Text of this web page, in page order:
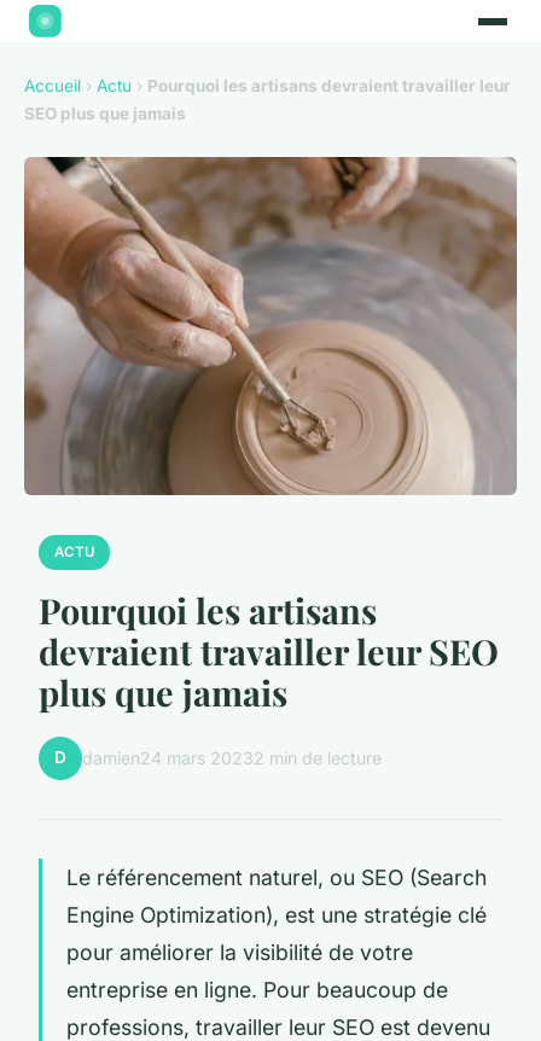
Accueil › Actu › Pourquoi les artisans devraient travailler leur
SEO plus que jamais
ACTU
Pourquoi les artisans
devraient travailler leur SEO
plus que jamais
D damien24 mars 20232 min de lecture
Le référencement naturel, ou SEO (Search
Engine Optimization), est une stratégie clé
pour améliorer la visibilité de votre
entreprise en ligne. Pour beaucoup de
professions, travailler leur SEO est devenu